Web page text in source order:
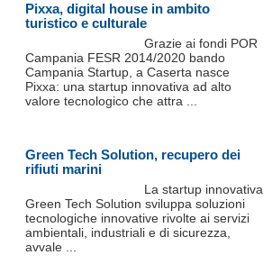
Pixxa, digital house in ambito
turistico e culturale
Grazie ai fondi POR
Campania FESR 2014/2020 bando
Campania Startup, a Caserta nasce
Pixxa: una startup innovativa ad alto
valore tecnologico che attra ...
Green Tech Solution, recupero dei
rifiuti marini
La startup innovativa
Green Tech Solution sviluppa soluzioni
tecnologiche innovative rivolte ai servizi
ambientali, industriali e di sicurezza,
avvale ...